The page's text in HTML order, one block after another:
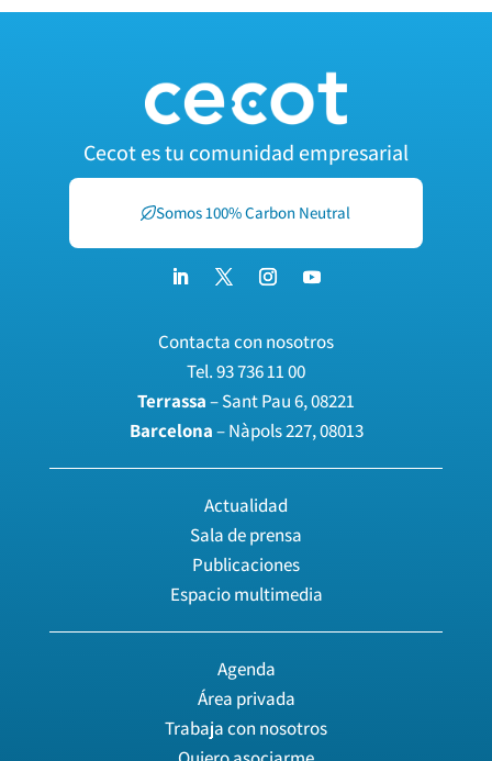
Cecot es tu comunidad empresarial
Somos 100% Carbon Neutral
Contacta con nosotros
Tel.93 736 11 00
Terrassa– Sant Pau 6, 08221
Barcelona– Nàpols 227, 08013
Actualidad
Sala de prensa
Publicaciones
Espacio multimedia
Agenda
Área privada
Trabaja con nosotros